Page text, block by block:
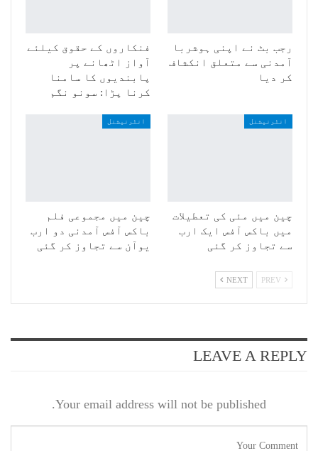
رجب بٹ نے اپنی ہوشربا
آمدنی سے متعلق انکشاف
کر دیا
فنکاروں کے حقوق کیلئے
آواز اٹھانے پر
پابندیوں کا سامنا
کرنا پڑا: سونو نگم
انٹرنیشنل
چین میں مئی کی تعطیلات
میں باکس آفس ایک ارب
سے تجاوز کر گئی
انٹرنیشنل
چین میں مجموعی فلم
باکس آفس آمدنی دو ارب
یوآن سے تجاوز کر گئی
NEXT
LEAVE A REPLY
Your email address will not be published.